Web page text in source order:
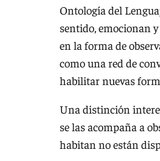
Ontología del
sentido, emocionan
en la forma de
como una red de
habilitar nuevas
Una distinción
se las acompaña a
habitan no están